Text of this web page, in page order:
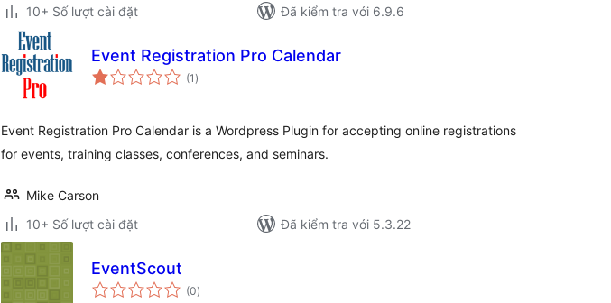
10+ Số lượt cài đặt
Đã kiểm tra với 6.9.6
Event Registration Pro Calendar
(1 tổng
đánh
)
Event Registration Pro Calendar is a Wordpress Plugin for accepting online registrations
for events, training classes, conferences, and seminars.
Mike Carson
10+ Số lượt cài đặt
Đã kiểm tra với 5.3.22
EventScout
(0tổng
đánh
)